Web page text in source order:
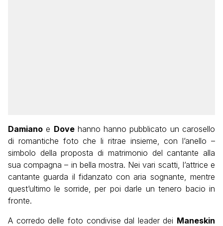
Damiano e Dovehanno hanno pubblicato un carosello
di romantiche foto che li ritrae insieme, con l’anello –
simbolo della proposta di matrimonio del cantante alla
sua compagna – in bella mostra. Nei vari scatti, l’attrice e
cantante guarda il fidanzato con aria sognante, mentre
quest’ultimo le sorride, per poi darle un tenero bacio in
fronte.
A corredo delle foto condivise dal leader dei Maneskin